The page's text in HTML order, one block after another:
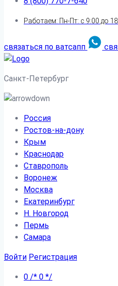
Работаем: Пн-Пт: с 9:00 до
связаться по ватсапп
Санкт-Петербург
Россия
Ростов-на-дону
Крым
Краснодар
Ставрополь
Воронеж
Москва
Екатеринбург
Н. Новгород
Пермь
Самара
Войти Регистрация
0 /* 0 */